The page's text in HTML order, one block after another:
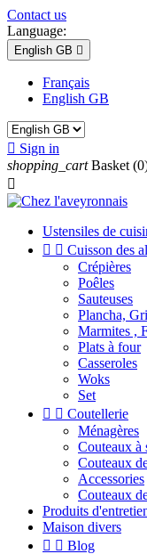
Contact us
Language:
English GB 
Français
English GB
 Sign in
shopping_cart Basket

Ustensiles de
  Cuisson des
Crépières
Poêles
Sauteuses
Plancha,
Marmites ,
Plats à four
Casseroles
Woks
Set
  Coutellerie
Ménagères
Couteaux à
Couteaux
Accessories
Couteaux
Produits
Maison divers
  Blog